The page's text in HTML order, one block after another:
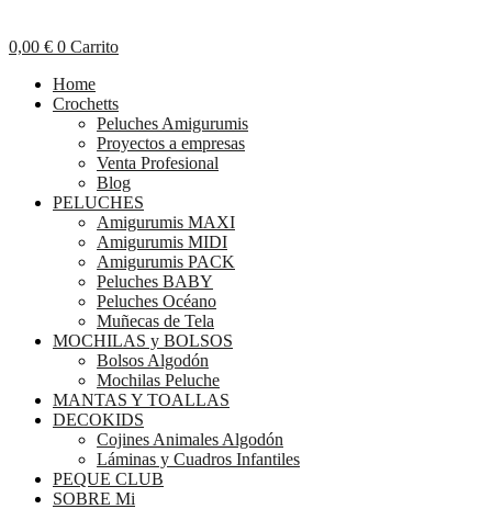
0,00 € 0 Carrito
Home
Crochetts
Peluches Amigurumis
Proyectos a empresas
Venta Profesional
Blog
PELUCHES
Amigurumis MAXI
Amigurumis MIDI
Amigurumis PACK
Peluches BABY
Peluches Océano
Muñecas de Tela
MOCHILAS y BOLSOS
Bolsos Algodón
Mochilas Peluche
MANTAS Y TOALLAS
DECOKIDS
Cojines Animales Algodón
Láminas y Cuadros Infantiles
PEQUE CLUB
SOBRE Mi